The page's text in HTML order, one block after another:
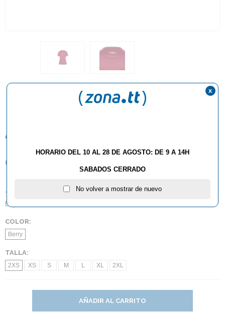
44,90€
UNIDADES:
TIPO:
Especial Chicas
COLOR:
Berry
TALLA:
2XS XS S M L XL 2XL
AÑADIR AL CARRITO
HORARIO DEL 10 AL 28 DE AGOSTO: DE 9 A 14H
SABADOS CERRADO
No volver a mostrar de nuevo
x